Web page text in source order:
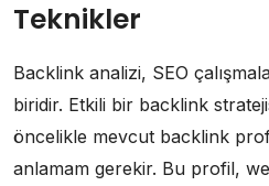
Teknikler
Backlink analizi, SEO
biridir. Etkili bir backlink
öncelikle mevcut backlink
anlamam gerekir. Bu profil,